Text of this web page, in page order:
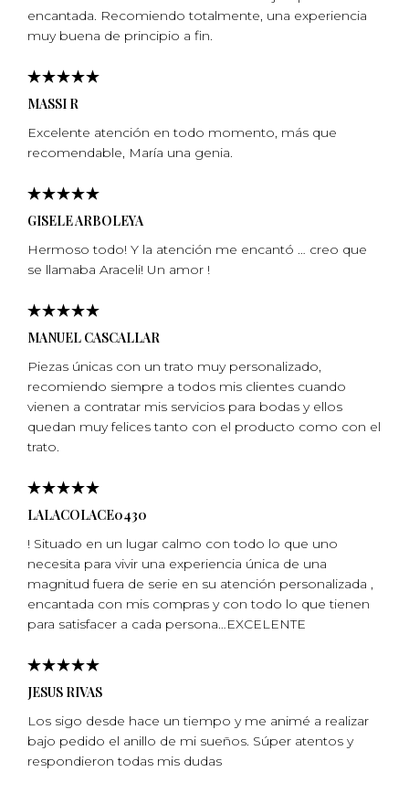
encantada. Recomiendo totalmente, una experiencia
muy buena de principio a fin.
MASSI R
Excelente atención en todo momento, más que
recomendable, Marí­a una genia.
GISELE ARBOLEYA
Hermoso todo! Y la atención me encantó … creo que
se llamaba Araceli! Un amor !
MANUEL CASCALLAR
Piezas únicas con un trato muy personalizado,
recomiendo siempre a todos mis clientes cuando
vienen a contratar mis servicios para bodas y ellos
quedan muy felices tanto con el producto como con el
trato.
LALACOLACE0430
! Situado en un lugar calmo con todo lo que uno
necesita para vivir una experiencia única de una
magnitud fuera de serie en su atención personalizada ,
encantada con mis compras y con todo lo que tienen
para satisfacer a cada persona…EXCELENTE
JESUS RIVAS
Los sigo desde hace un tiempo y me animé a realizar
bajo pedido el anillo de mi sueños. Súper atentos y
respondieron todas mis dudas